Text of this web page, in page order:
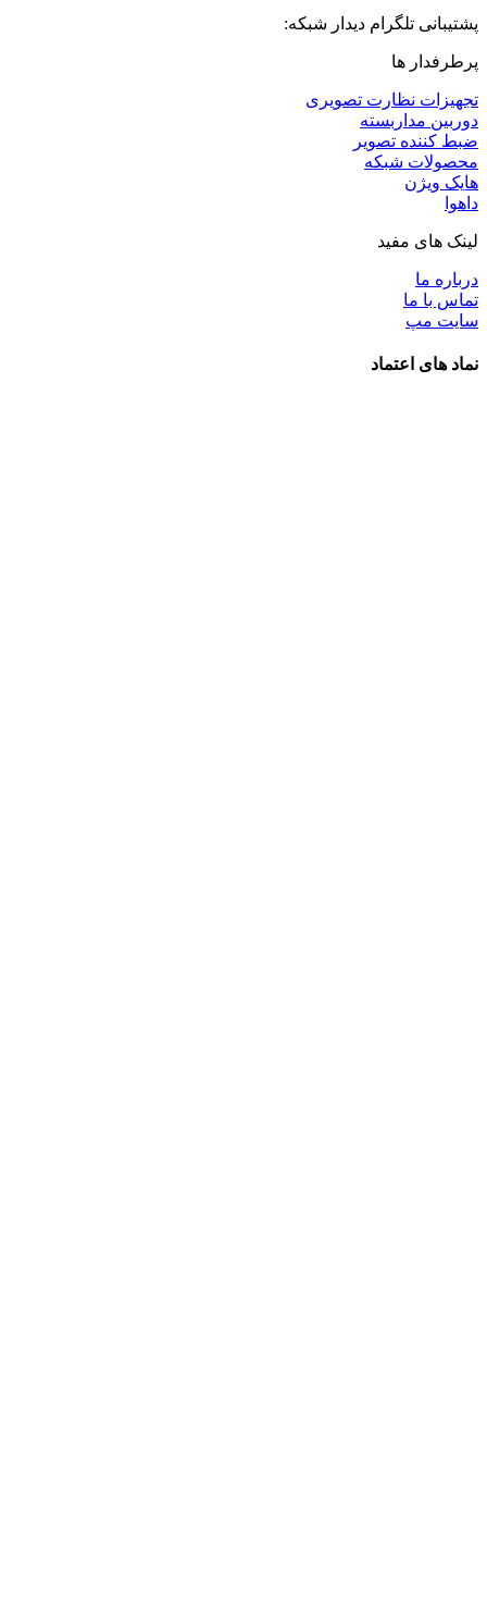
پشتیبانی تلگرام دیدار شبکه:
پرطرفدار ها
تجهیزات نظارت تصویری
دوربین مداربسته
ضبط کننده تصویر
محصولات شبکه
هایک ویژن
داهوا
لینک های مفید
درباره ما
تماس با ما
سایت مپ
نماد های اعتماد